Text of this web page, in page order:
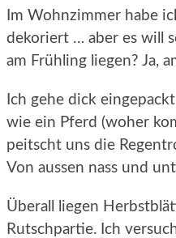
Im Wohnzimmer habe
dekoriert … aber es will
am Frühling liegen? Ja,
Ich gehe dick
wie ein Pferd (woher
peitscht uns die
Von aussen nass und
Überall liegen
Rutschpartie. Ich